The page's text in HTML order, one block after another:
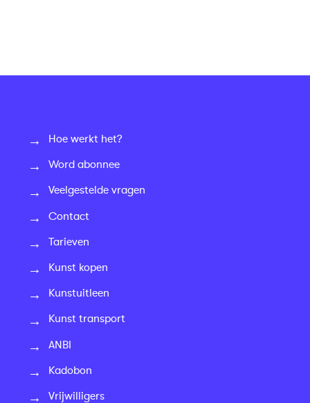
Hoe werkt het?
Word abonnee
Veelgestelde vragen
Contact
Tarieven
Kunst kopen
Kunstuitleen
Kunst transport
ANBI
Kadobon
Vrijwilligers